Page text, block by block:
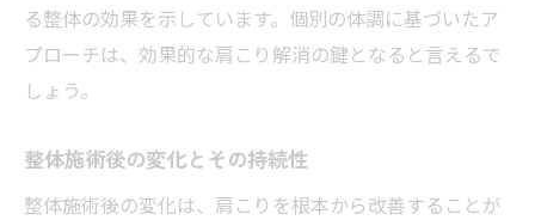
る整体の効果を示しています。個別の体調に基づいたア
プローチは、効果的な肩こり解消の鍵となると言えるで
しょう。
整体施術後の変化とその持続性
整体施術後の変化は、肩こりを根本から改善することが